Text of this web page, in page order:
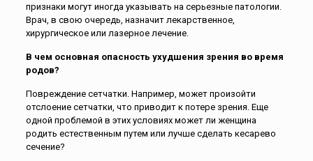
признаки могут иногда указывать на серьезные патологии.
Врач, в свою очередь, назначит лекарственное,
хирургическое или лазерное лечение.
В чем основная опасность ухудшения зрения во время
родов?
Повреждение сетчатки. Например, может произойти
отслоение сетчатки, что приводит к потере зрения. Еще
одной проблемой в этих условиях может ли женщина
родить естественным путем или лучше сделать кесарево
сечение?